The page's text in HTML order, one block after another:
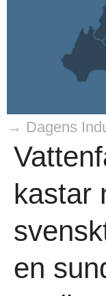
→ Dagens
kastar
en